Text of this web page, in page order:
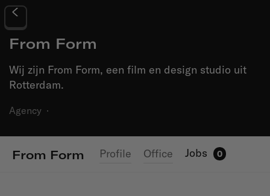
From Form
Wij zijn From Form, een film en design studio uit
Rotterdam.
Agency ·
From Form Profile Office Jobs 0